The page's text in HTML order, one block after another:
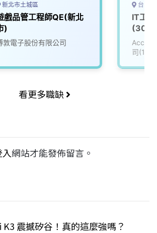
新北市土城區
戲品管工程師QE(新北
)
敦電子股份有限公司
台中
IT工
司
看更多職缺
網站才能發佈留言。
震撼矽谷！真的這麼強嗎？